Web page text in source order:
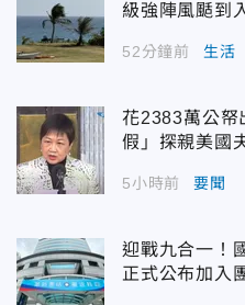
級強陣風颳到
52分鐘前 生活
花2383萬公
假」探親美國
5小時前 要聞
迎戰九合一！
正式公布加入